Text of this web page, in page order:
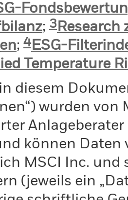
; 3
; 4ESG-
Temperature
in diesem
wurden von
können Daten
MSCI Inc. und
(jeweils ein